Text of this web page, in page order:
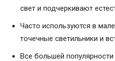
свет и подчеркивают
Часто используются в
точечные светильники и
Все большей